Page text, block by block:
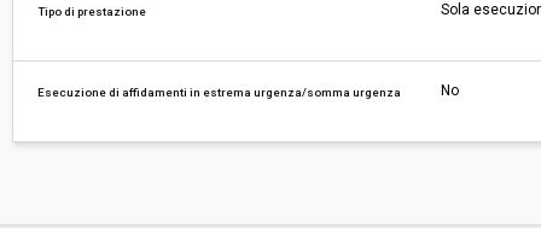
Tipo di prestazione Sola
Esecuzione di affidamenti in estrema urgenza/somma urgenza No